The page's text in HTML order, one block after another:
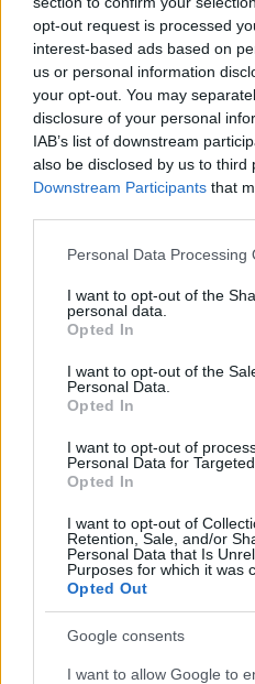
opt-out request is processed
interest-based ads based on
us or personal information
your opt-out. You may
disclosure of your personal
IAB’s list of downstream
also be disclosed by us to third
Downstream Participants that
Please note that this website/
not limited to your visit or
grant or deny consent to
use your data for below
consent section.
Personal Data Processing
I want to opt-out of the
personal data.
Opted In
I want to opt-out of the
Personal Data.
Opted In
I want to opt-out of
Personal Data for
Opted In
I want to opt-out of
Retention, Sale, and/or
Personal Data that Is
Purposes for which it was
Opted Out
Google consents
I want to allow Google to
Νέο Audi A2 e-tron με στόχο
αποδοτικότητας
Εθνική Νεανίδων: Με τη
Βουλγαρία για τις θέσεις 5-
8 του Ευρωμπάσκετ (live
ανοίγει δρόμο για δάνεια έως